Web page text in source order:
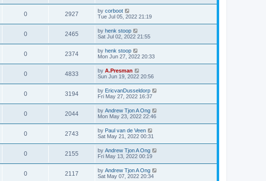
0 2927 by corboot
Tue Jul 05, 2022 21:19
0 2465 by henk stoop
Sat Jul 02, 2022 21:55
0 2374 by henk stoop
Mon Jun 27, 2022 20:33
0 4833 by A.Presman
Sun Jun 19, 2022 20:56
0 3194 by EricvanDusseldorp
Fri May 27, 2022 16:37
0 2044 by Andrew Tjon A Ong
Mon May 23, 2022 22:46
0 2743 by Paul van de Veen
Sat May 21, 2022 00:31
0 2155 by Andrew Tjon A Ong
Fri May 13, 2022 00:19
0 2117 by Andrew Tjon A Ong
Sat May 07, 2022 20:34